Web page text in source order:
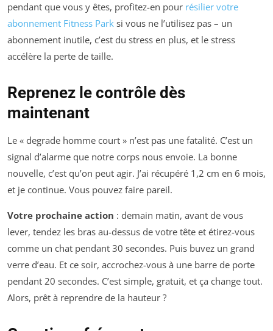
pendant que vous y êtes, profitez-en pour résilier votre
abonnement Fitness Park si vous ne l’utilisez pas – un
abonnement inutile, c’est du stress en plus, et le stress
accélère la perte de taille.
Reprenez le contrôle dès
maintenant
Le « degrade homme court » n’est pas une fatalité. C’est un
signal d’alarme que notre corps nous envoie. La bonne
nouvelle, c’est qu’on peut agir. J’ai récupéré 1,2 cm en 6 mois,
et je continue. Vous pouvez faire pareil.
Votre prochaine action : demain matin, avant de vous
lever, tendez les bras au-dessus de votre tête et étirez-vous
comme un chat pendant 30 secondes. Puis buvez un grand
verre d’eau. Et ce soir, accrochez-vous à une barre de porte
pendant 20 secondes. C’est simple, gratuit, et ça change tout.
Alors, prêt à reprendre de la hauteur ?